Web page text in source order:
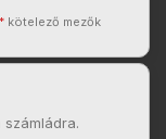
* kötelező mezők